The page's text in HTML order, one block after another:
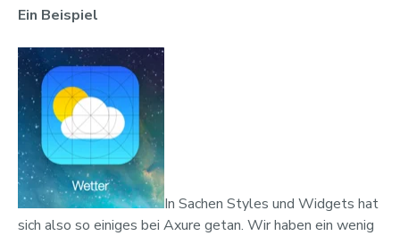
Ein Beispiel
In Sachen Styles und Widgets hat
sich also so einiges bei Axure getan. Wir haben ein wenig